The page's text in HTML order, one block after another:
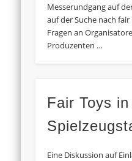
Messerundgang auf
auf der Suche nach
Fragen an
Produzenten …
Fair Toys
Eine Diskussion auf